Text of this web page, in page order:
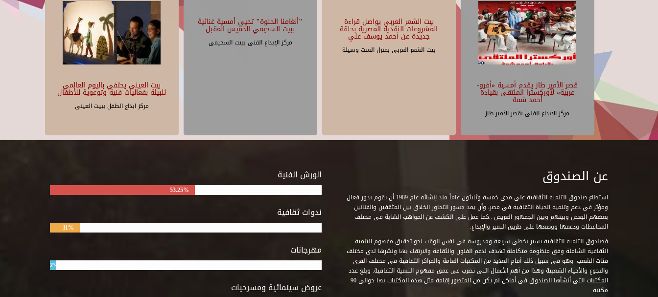
بيت العيني يحتفي باليوم العالمي
للبيئة بفعاليات فنية وتوعوية للأطفال
مركز ابداع الطفل ببيت العينى
"أنغامنا الحلوة" تحيي أمسية غنائية
ببيت السحيمي الخميس المقبل
مركز الإبداع الفنى ببيت السحيمى
بيت الشعر العربي يواصل قراءة
المشروعات النقدية المصرية بحلقة
جديدة عن أحمد يوسف علي
بيت الشعر العربي بمنزل الست وسيلة
قصر الأمير طاز يقدم أمسية «أفرو-
عربية» لأوركسترا الملتقى بقيادة
أحمد شمة
مركز الإبداع الفنى بقصر الأمير طاز
الورش الفنية
53.25%
ندوات ثقافية
11%
مهرجانات
2%
عروض سينمائية ومسرحيات
عن الصندوق
استطاع صندوق التنمية الثقافية على مدى خمسة وثلاثون عاماً منذ إنشائه عام 1989 أن يقوم بدور فعال
ومؤثر فى دعم وتنمية الحياة الثقافية فى مصر، وأن يمد جسور التحاور الخلاق بين المثقفين والفنانين
بعضهم البعض وبينهم وبين الجمهور العريض ..كما عمل على الكشف عن المواهب الشابة فى مختلف
المحافظات ودعمها ووضعها على طريق التميز والإبداع.
فصندوق التنمية الثقافية يسير بخطى سريعة ومدروسة فى نفس الوقت نحو تحقيق مفهوم التنمية
الثقافية الشاملة وفق منظومة متكاملة تهدف لدعم الفنون والثقافة والارتقاء بها ونشرها لدى مختلف
فئات الشعب. وهو فى سبيل ذلك أقام العديد من المكتبات العامة والمراكز الثقافية فى مختلف القرى
والنجوع والأحياء الشعبية وهذا من أهم الأعمال التى تضرب فى عمق مفهوم التنمية الثقافية. وبلغ عدد
المكتبات التى أنشأها الصندوق فى أماكن لم يكن من المتصور إقامة مثل هذه المكتبات بها حوالى 90
مكتبة .